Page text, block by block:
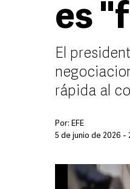
es
El
rápida al
Por: EFE
5 de junio de 2026 -